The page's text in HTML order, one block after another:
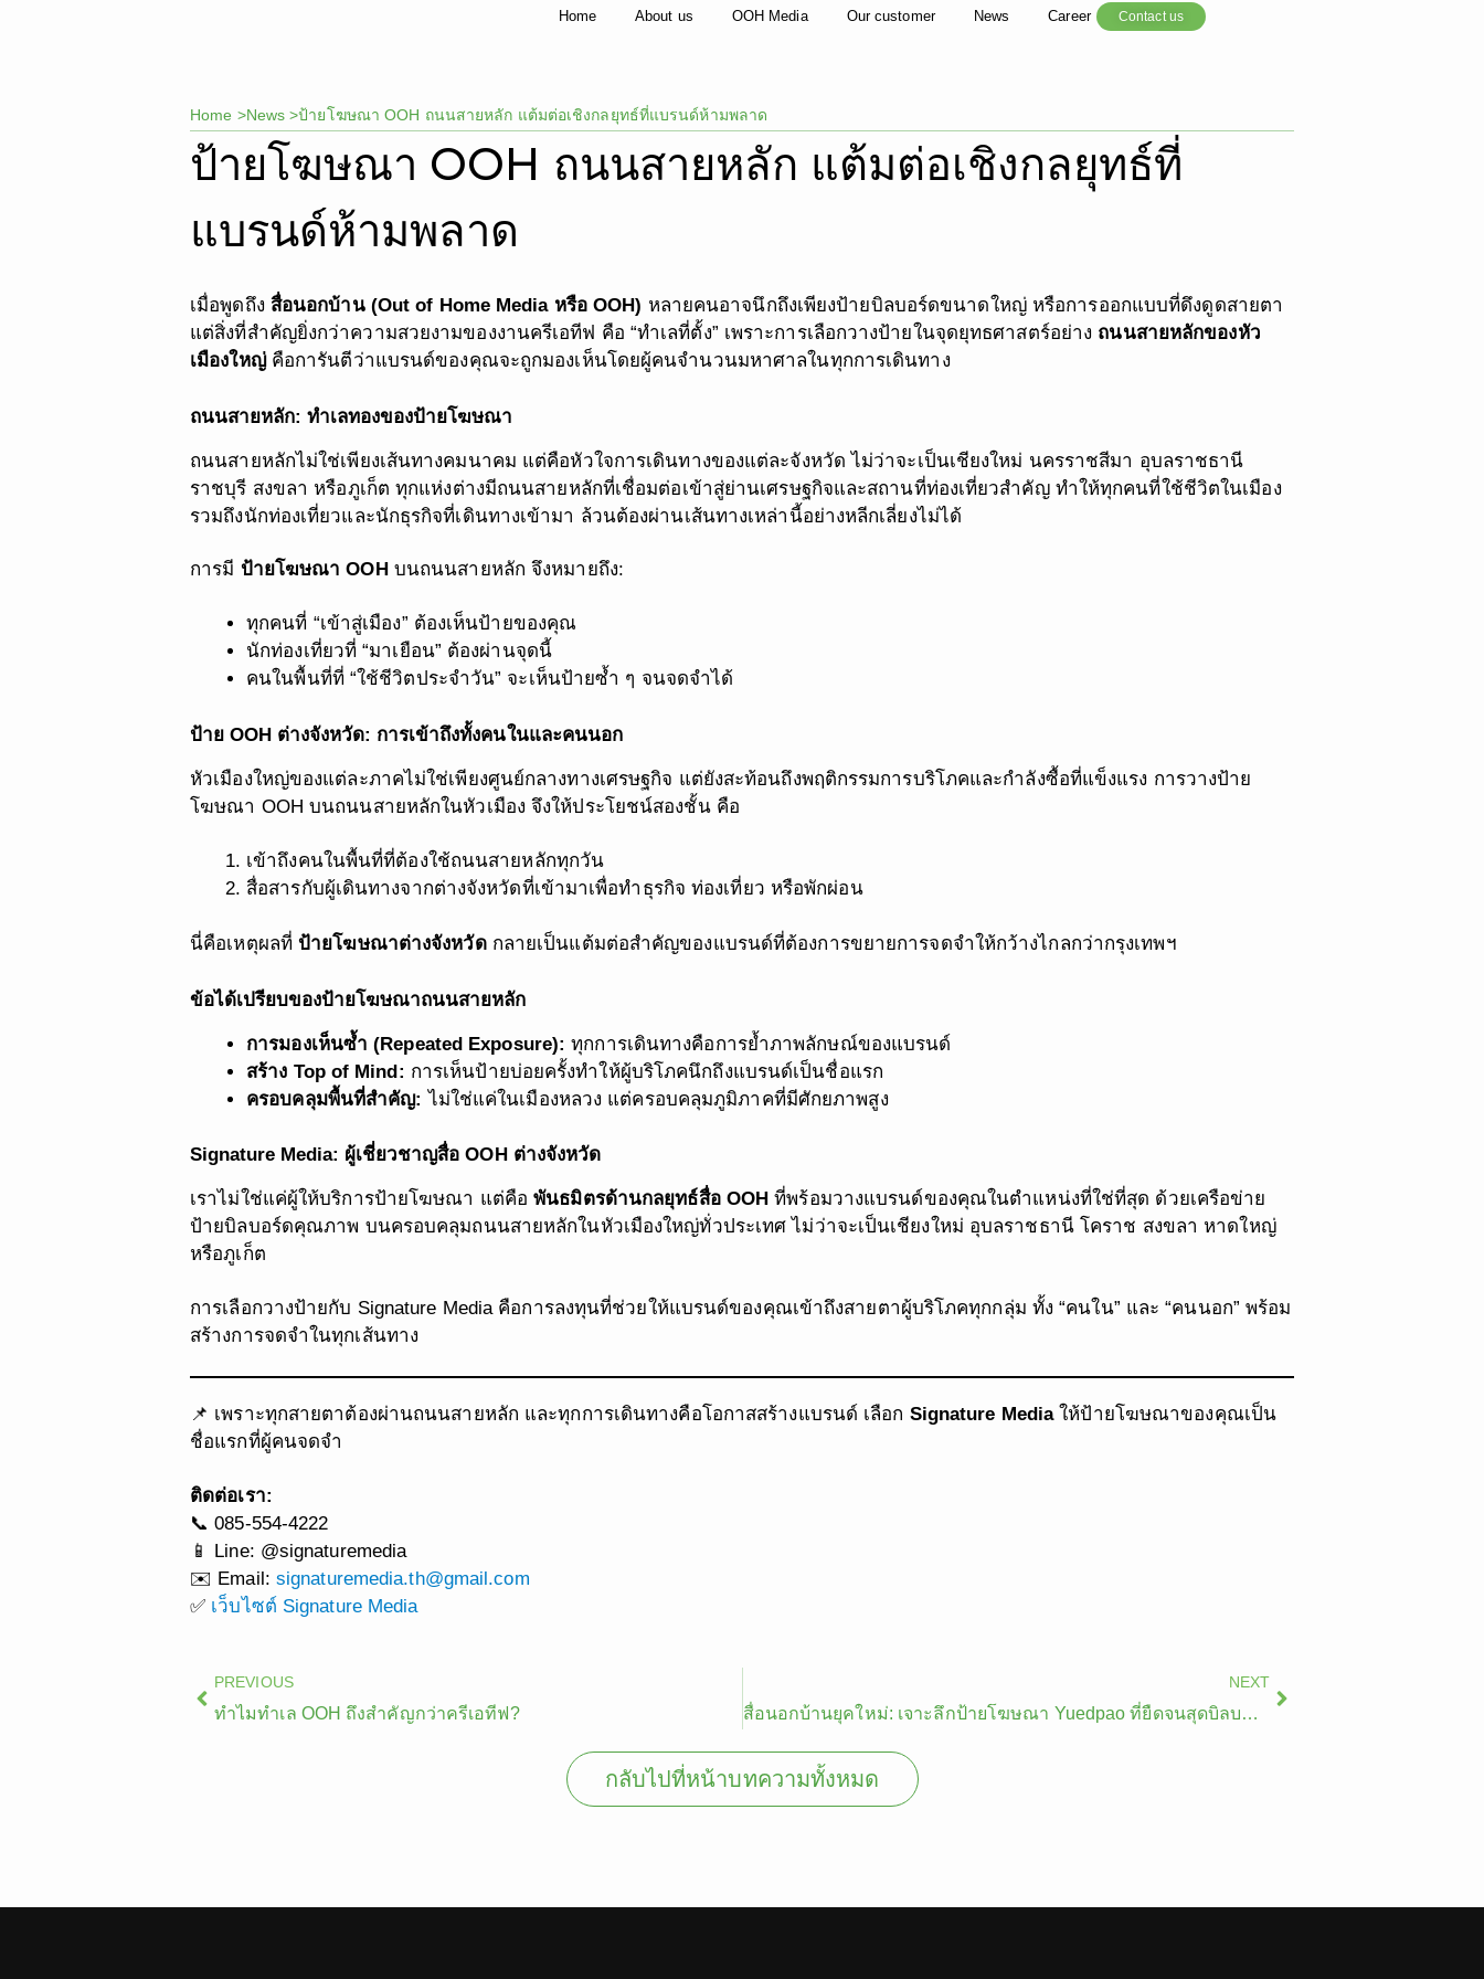
Home About us OOH Media Our customer News Career Contact us
Home >News >ป้ายโฆษณา OOH ถนนสายหลัก แต้มต่อเชิงกลยุทธ์ที่แบรนด์ห้ามพลาด
ป้ายโฆษณา OOH ถนนสายหลัก แต้มต่อเชิงกลยุทธ์ที่
แบรนด์ห้ามพลาด
เมื่อพูดถึง สื่อนอกบ้าน (Out of Home Media หรือ OOH) หลายคนอาจนึกถึงเพียงป้ายบิลบอร์ดขนาดใหญ่ หรือการออกแบบที่ดึงดูดสายตา
แต่สิ่งที่สำคัญยิ่งกว่าความสวยงามของงานครีเอทีฟ คือ “ทำเลที่ตั้ง” เพราะการเลือกวางป้ายในจุดยุทธศาสตร์อย่าง ถนนสายหลักของหัว
เมืองใหญ่คือการันตีว่าแบรนด์ของคุณจะถูกมองเห็นโดยผู้คนจำนวนมหาศาลในทุกการเดินทาง
ถนนสายหลัก: ทำเลทองของป้ายโฆษณา
ถนนสายหลักไม่ใช่เพียงเส้นทางคมนาคม แต่คือหัวใจการเดินทางของแต่ละจังหวัด ไม่ว่าจะเป็นเชียงใหม่ นครราชสีมา อุบลราชธานี
ราชบุรี สงขลา หรือภูเก็ต ทุกแห่งต่างมีถนนสายหลักที่เชื่อมต่อเข้าสู่ย่านเศรษฐกิจและสถานที่ท่องเที่ยวสำคัญ ทำให้ทุกคนที่ใช้ชีวิตในเมือง
รวมถึงนักท่องเที่ยวและนักธุรกิจที่เดินทางเข้ามา ล้วนต้องผ่านเส้นทางเหล่านี้อย่างหลีกเลี่ยงไม่ได้
การมี ป้ายโฆษณา OOH บนถนนสายหลัก จึงหมายถึง:
ทุกคนที่ “เข้าสู่เมือง” ต้องเห็นป้ายของคุณ
นักท่องเที่ยวที่ “มาเยือน” ต้องผ่านจุดนี้
คนในพื้นที่ที่ “ใช้ชีวิตประจำวัน” จะเห็นป้ายซ้ำ ๆ จนจดจำได้
ป้าย OOH ต่างจังหวัด: การเข้าถึงทั้งคนในและคนนอก
หัวเมืองใหญ่ของแต่ละภาคไม่ใช่เพียงศูนย์กลางทางเศรษฐกิจ แต่ยังสะท้อนถึงพฤติกรรมการบริโภคและกำลังซื้อที่แข็งแรง การวางป้าย
โฆษณา OOH บนถนนสายหลักในหัวเมือง จึงให้ประโยชน์สองชั้น คือ
เข้าถึงคนในพื้นที่ที่ต้องใช้ถนนสายหลักทุกวัน
สื่อสารกับผู้เดินทางจากต่างจังหวัดที่เข้ามาเพื่อทำธุรกิจ ท่องเที่ยว หรือพักผ่อน
นี่คือเหตุผลที่ ป้ายโฆษณาต่างจังหวัดกลายเป็นแต้มต่อสำคัญของแบรนด์ที่ต้องการขยายการจดจำให้กว้างไกลกว่ากรุงเทพฯ
ข้อได้เปรียบของป้ายโฆษณาถนนสายหลัก
การมองเห็นซ้ำ (Repeated Exposure): ทุกการเดินทางคือการย้ำภาพลักษณ์ของแบรนด์
สร้าง Top of Mind: การเห็นป้ายบ่อยครั้งทำให้ผู้บริโภคนึกถึงแบรนด์เป็นชื่อแรก
ครอบคลุมพื้นที่สำคัญ: ไม่ใช่แค่ในเมืองหลวง แต่ครอบคลุมภูมิภาคที่มีศักยภาพสูง
Signature Media: ผู้เชี่ยวชาญสื่อ OOH ต่างจังหวัด
เราไม่ใช่แค่ผู้ให้บริการป้ายโฆษณา แต่คือพันธมิตรด้านกลยุทธ์สื่อ OOH ที่พร้อมวางแบรนด์ของคุณในตำแหน่งที่ใช่ที่สุด ด้วยเครือข่าย
ป้ายบิลบอร์ดคุณภาพ บนครอบคลุมถนนสายหลักในหัวเมืองใหญ่ทั่วประเทศ ไม่ว่าจะเป็นเชียงใหม่ อุบลราชธานี โคราช สงขลา หาดใหญ่
หรือภูเก็ต
การเลือกวางป้ายกับ Signature Media คือการลงทุนที่ช่วยให้แบรนด์ของคุณเข้าถึงสายตาผู้บริโภคทุกกลุ่ม ทั้ง “คนใน” และ “คนนอก” พร้อม
สร้างการจดจำในทุกเส้นทาง
📌 เพราะทุกสายตาต้องผ่านถนนสายหลัก และทุกการเดินทางคือโอกาสสร้างแบรนด์ เลือก Signature Mediaให้ป้ายโฆษณาของคุณเป็น
ชื่อแรกที่ผู้คนจดจำ
ติดต่อเรา:
📞 085-554-4222
📱 Line: @signaturemedia
✉️ Email: signaturemedia.th@gmail.com
✅ เว็บไซต์ Signature Media
PREVIOUS
ทำไมทำเล OOH ถึงสำคัญกว่าครีเอทีฟ?
NEXT
สื่อนอกบ้านยุคใหม่: เจาะลึกป้ายโฆษณา Yuedpao ที่ยืดจนสุดบิลบอร์ด
กลับไปที่หน้าบทความทั้งหมด